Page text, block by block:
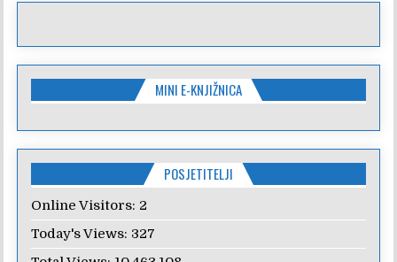
MINI E-KNJIŽNICA
POSJETITELJI
Online Visitors: 2
Today's Views: 327